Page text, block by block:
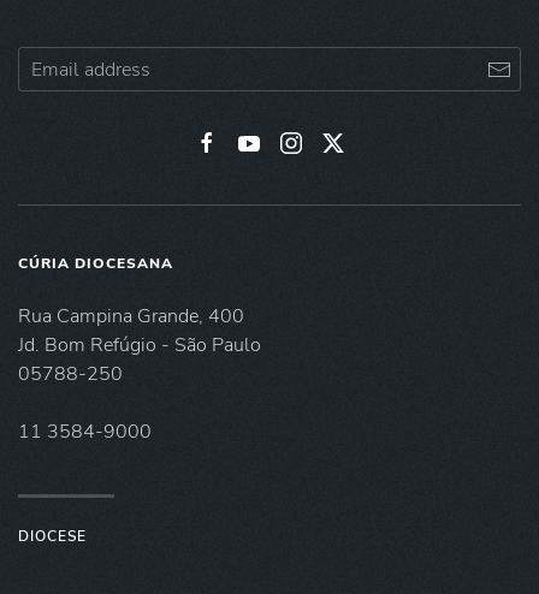
CÚRIA DIOCESANA
Rua Campina Grande, 400
Jd. Bom Refúgio - São Paulo
05788-250
11 3584-9000
DIOCESE